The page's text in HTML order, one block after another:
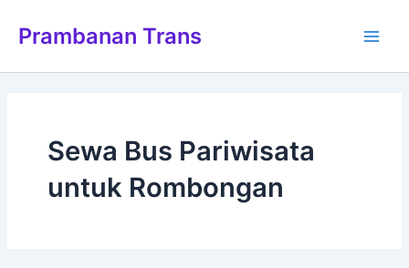
Prambanan Trans
Sewa Bus Pariwisata
untuk Rombongan